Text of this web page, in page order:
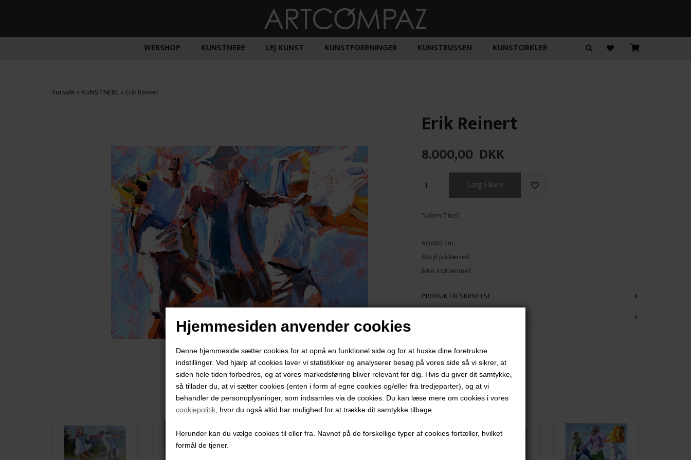
Hjemmesiden anvender cookies
Denne hjemmeside sætter cookies for at opnå en funktionel side og for at huske dine foretrukne
indstillinger. Ved hjælp af cookies laver vi statistikker og analyserer besøg på vores side så vi sikrer, at
siden hele tiden forbedres, og at vores markedsføring bliver relevant for dig. Hvis du giver dit samtykke,
så tillader du, at vi sætter cookies (enten i form af egne cookies og/eller fra tredjeparter), og at vi
behandler de personoplysninger, som indsamles via de cookies. Du kan læse mere om cookies i vores
cookiepolitik , hvor du også altid har mulighed for at trække dit samtykke tilbage.
Herunder kan du vælge cookies til eller fra. Navnet på de forskellige typer af cookies fortæller, hvilket
formål de tjener.
WEBSHOP KUNSTNERE LEJ KUNST KUNSTFORENINGER KUNSTBUSSEN KUNSTCIRKLER
Forside» KUNSTNERE » Erik Reinert
Erik Reinert
8.000,00DKK
"Uden Titel"
60x80 cm.
Akryl på lærred
Ikke indrammet
PRODUKTBESKRIVELSE
Andre værker af kunstneren: